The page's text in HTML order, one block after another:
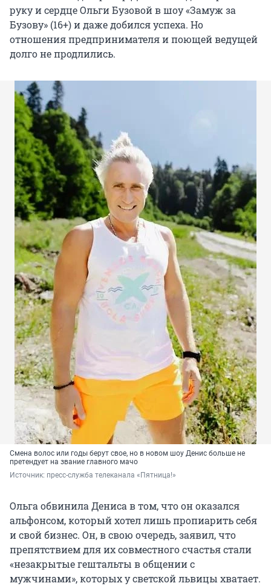
руку и сердце Ольги Бузовой в шоу «Замуж за
Бузову» (16+) и даже добился успеха. Но
отношения предпринимателя и поющей ведущей
долго не продлились.
Смена волос или годы берут свое, но в новом шоу Денис больше не
претендует на звание главного мачо
Источник: пресс-служба телеканала «Пятница!»
Ольга обвинила Дениса в том, что он оказался
альфонсом, который хотел лишь пропиарить себя
и свой бизнес. Он, в свою очередь, заявил, что
препятствием для их совместного счастья стали
«незакрытые гештальты в общении с
мужчинами», которых у светской львицы хватает.